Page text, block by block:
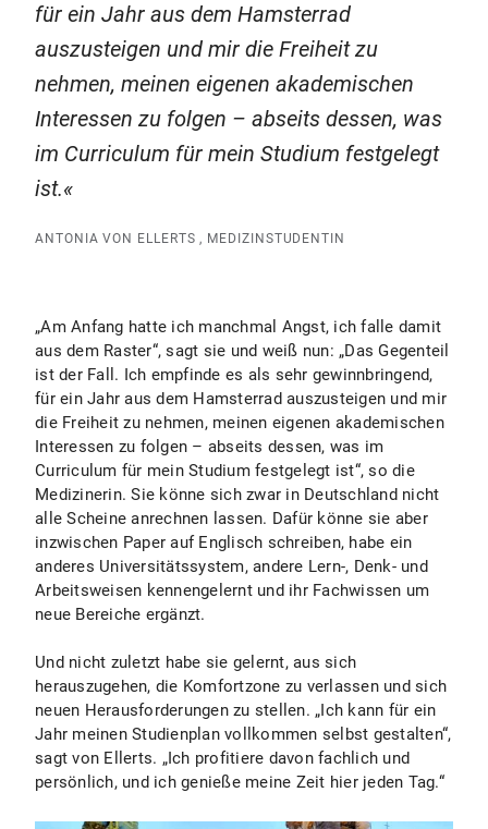
für ein Jahr aus dem Hamsterrad
auszusteigen und mir die Freiheit zu
nehmen, meinen eigenen akademischen
Interessen zu folgen – abseits dessen, was
im Curriculum für mein Studium festgelegt
ist.
ANTONIA VON ELLERTS , MEDIZINSTUDENTIN
„Am Anfang hatte ich manchmal Angst, ich falle damit
aus dem Raster“, sagt sie und weiß nun: „Das Gegenteil
ist der Fall. Ich empfinde es als sehr gewinnbringend,
für ein Jahr aus dem Hamsterrad auszusteigen und mir
die Freiheit zu nehmen, meinen eigenen akademischen
Interessen zu folgen – abseits dessen, was im
Curriculum für mein Studium festgelegt ist“, so die
Medizinerin. Sie könne sich zwar in Deutschland nicht
alle Scheine anrechnen lassen. Dafür könne sie aber
inzwischen Paper auf Englisch schreiben, habe ein
anderes Universitätssystem, andere Lern-, Denk- und
Arbeitsweisen kennengelernt und ihr Fachwissen um
neue Bereiche ergänzt.
Und nicht zuletzt habe sie gelernt, aus sich
herauszugehen, die Komfortzone zu verlassen und sich
neuen Herausforderungen zu stellen. „Ich kann für ein
Jahr meinen Studienplan vollkommen selbst gestalten“,
sagt von Ellerts. „Ich profitiere davon fachlich und
persönlich, und ich genieße meine Zeit hier jeden Tag.“